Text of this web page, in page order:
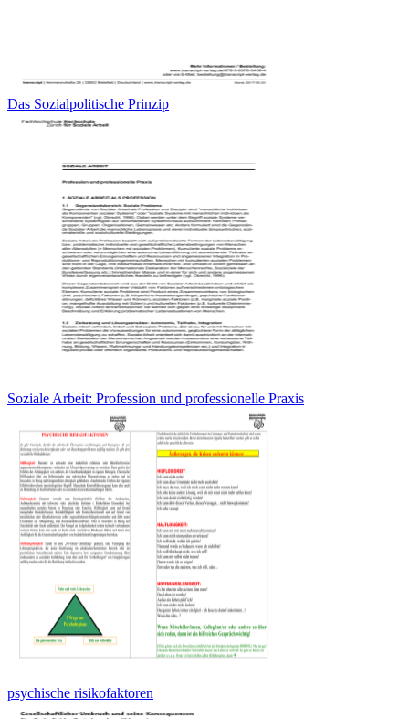
Das Sozialpolitische Prinzip
Soziale Arbeit: Profession und professionelle Praxis
psychische risikofaktoren